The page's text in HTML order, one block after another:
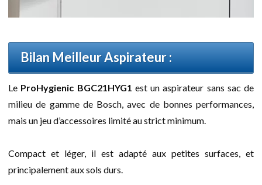
Bilan Meilleur Aspirateur :
Le ProHygienic BGC21HYG1 est un aspirateur sans sac de
milieu de gamme de Bosch, avec de bonnes performances,
mais un jeu d’accessoires limité au strict minimum.
Compact et léger, il est adapté aux petites surfaces, et
principalement aux sols durs.